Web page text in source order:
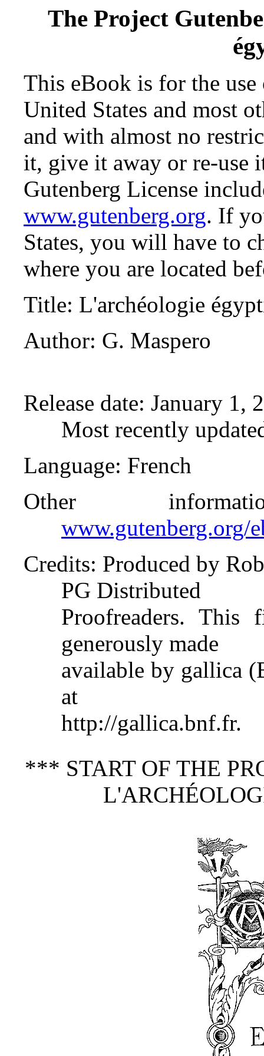
The Project
This eBook is for the
United States and most
and with almost no
it, give it away or re-use
Gutenberg License
www.gutenberg.org. If
States, you will have to
where you are located
Title: L'archéologie
Author: G. Maspero
Release date: January 1,
Most recently
Language: French
Other
www.gutenberg.org/
Credits: Produced by
PG Distributed
Proofreaders. This
generously made
available by gallica
at
http://gallica.bnf.fr.
*** START OF THE